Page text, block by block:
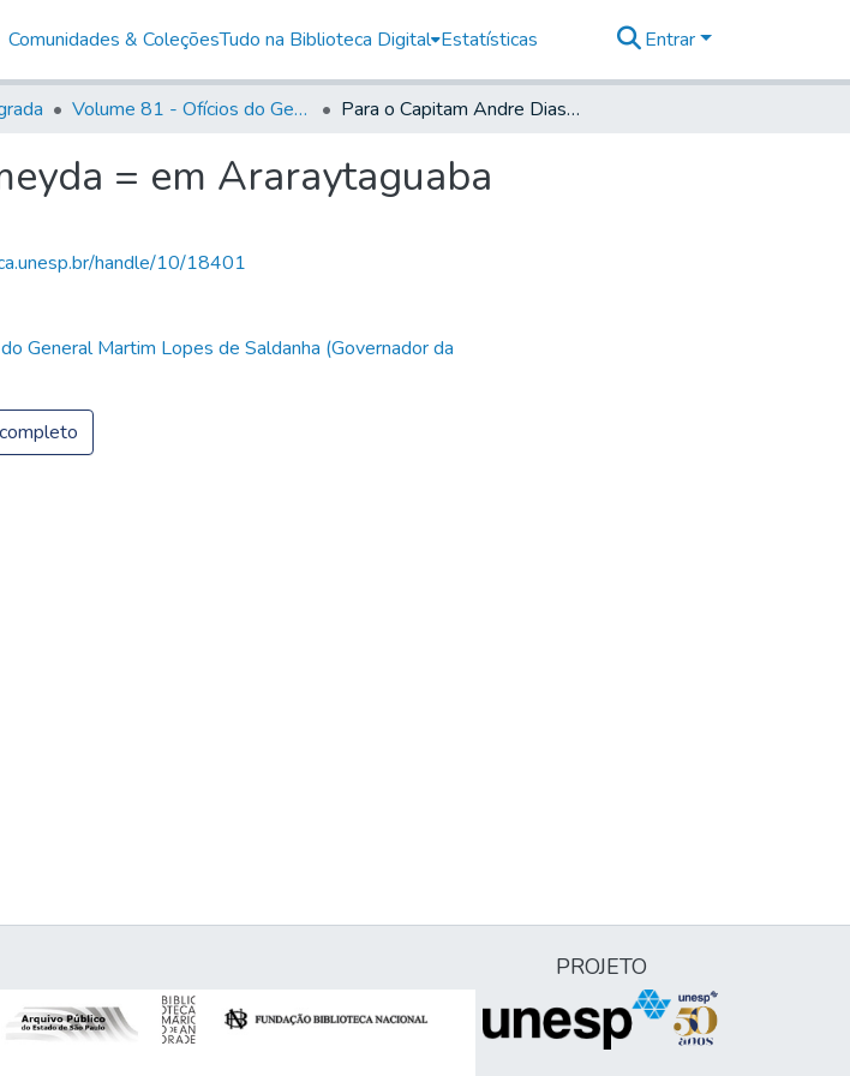
Comunidades & ColeçõesTudo na Biblioteca Digital Estatísticas Entrar
Volume 81 - Ofícios do General Martim Lopes de Saldanha (Governador da Capitania) Para o Capitam Andre Dias de Almeyda = em Araraytaguaba
= em Araraytaguaba
handle/10/18401
General Martim Lopes de Saldanha (Governador da
PROJETO